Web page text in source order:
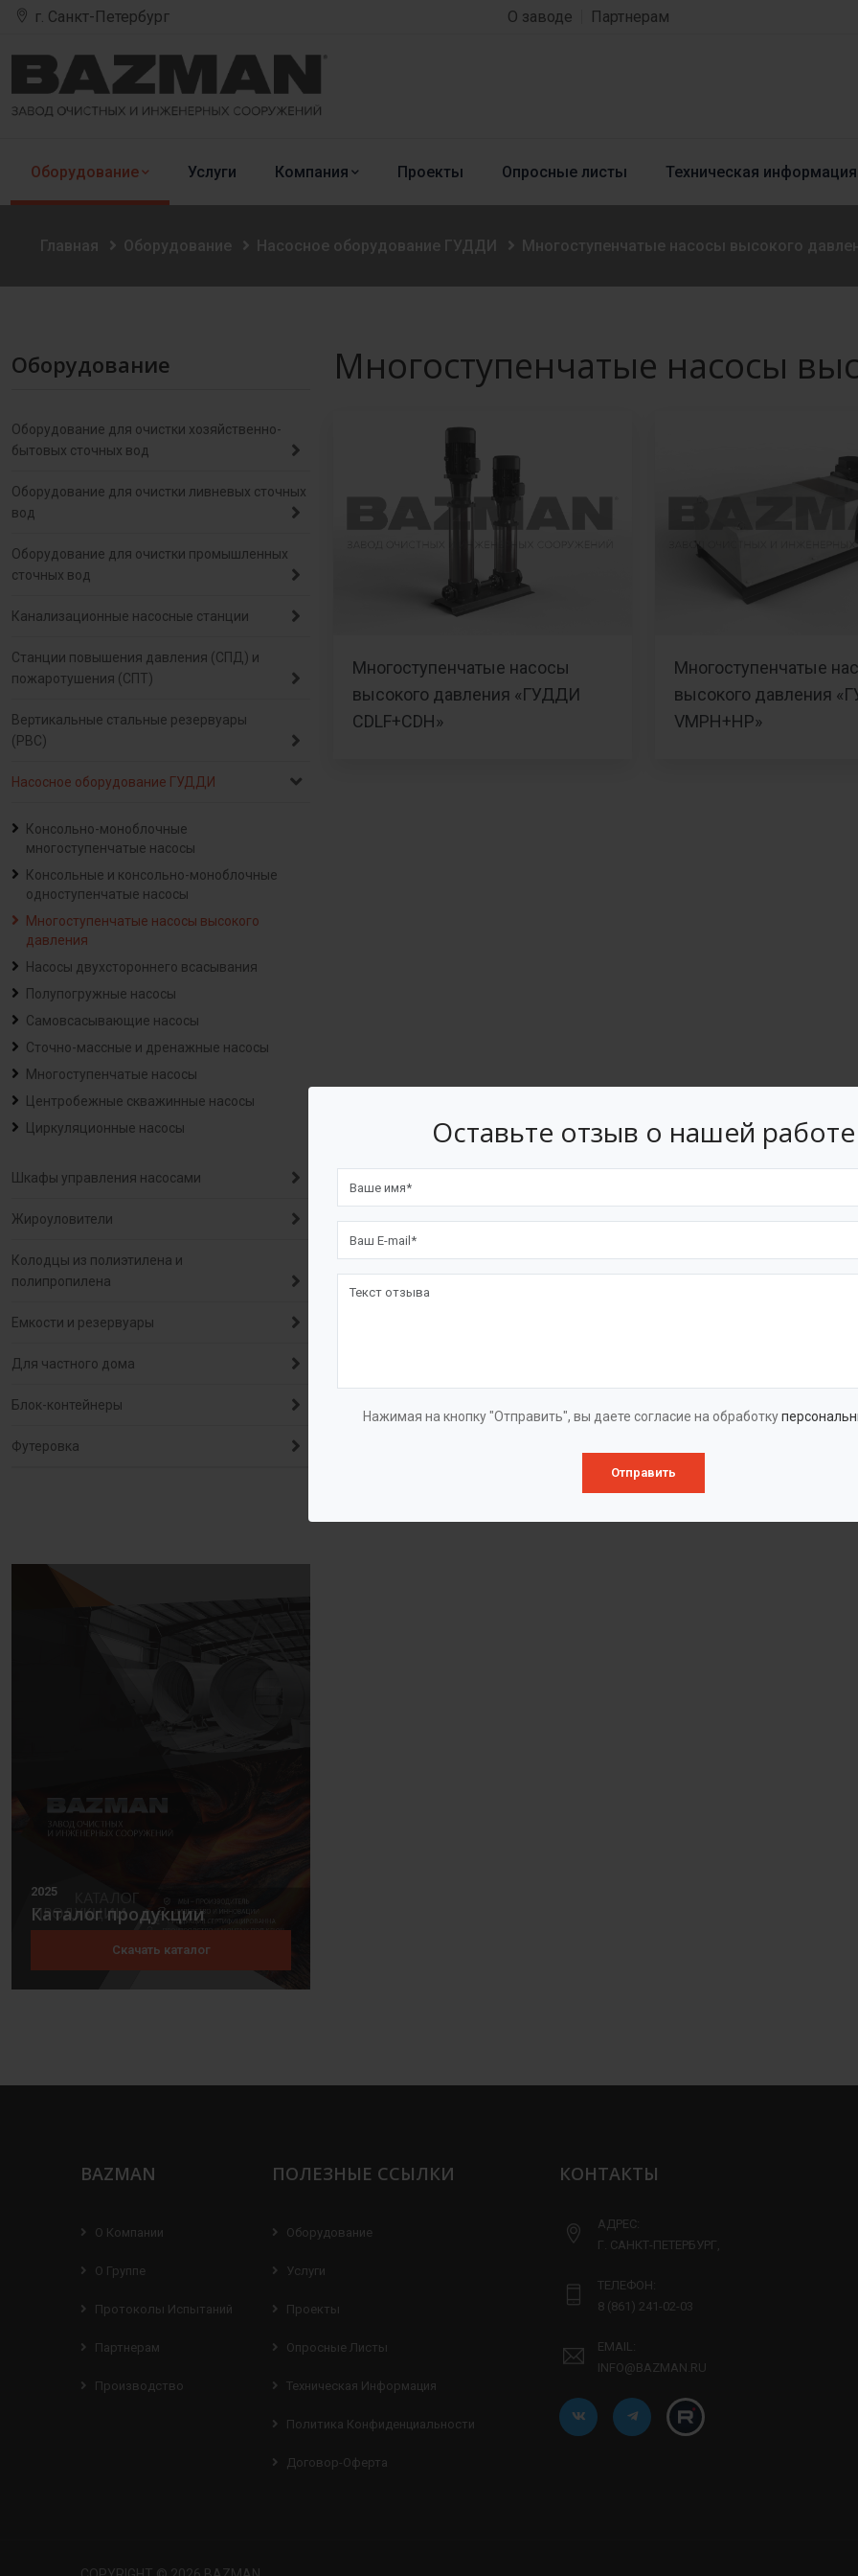
Оставьте отзыв о нашей работе
Нажимая на кнопку "Отправить", вы даете согласие на обработку
Отправить
г. Санкт-Петербург О заводе Партнерам
Оборудование Услуги Компания Проекты Опросные листы Техническая информация
Главная Оборудование Насосное оборудование ГУДДИ Многоступенчатые насосы высокого
Оборудование
Оборудование для очистки хозяйственно-
бытовых сточных вод
Оборудование для очистки ливневых сточных
вод
Оборудование для очистки промышленных
сточных вод
Канализационные насосные станции
Станции повышения давления (СПД) и
пожаротушения (СПТ)
Вертикальные стальные резервуары
(РВС)
Насосное оборудование ГУДДИ
Консольно-моноблочные
многоступенчатые насосы
Консольные и консольно-моноблочные
одноступенчатые насосы
Многоступенчатые насосы высокого
давления
Насосы двухстороннего всасывания
Полупогружные насосы
Самовсасывающие насосы
Сточно-массные и дренажные насосы
Многоступенчатые насосы
Центробежные скважинные насосы
Циркуляционные насосы
Шкафы управления насосами
Жироуловители
Колодцы из полиэтилена и
полипропилена
Емкости и резервуары
Для частного дома
Блок-контейнеры
Футеровка
2025
Каталог продукции
Скачать каталог
Многоступенчатые насосы
Многоступенчатые насосы
высокого давления «ГУДДИ
CDLF+CDH»
Многоступенчатые
высокого давления
VMPH+HP»
BAZMAN
О Компании
О Группе
Протоколы Испытаний
Партнерам
Производство
ПОЛЕЗНЫЕ ССЫЛКИ
Оборудование
Услуги
Проекты
Опросные Листы
Техническая Информация
Политика Конфиденциальности
Договор-Оферта
КОНТАКТЫ
АДРЕС:
Г. САНКТ-ПЕТЕРБУРГ,
ТЕЛЕФОН:
8 (861) 241-02-03
EMAIL:
INFO@BAZMAN.RU